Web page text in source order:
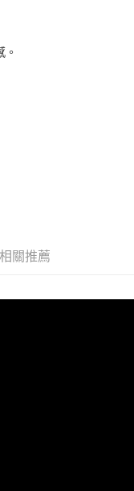
月結算日後寄送繳費提
灣大直營門市／銀行轉
稱本公司）所提供，讓
商店將買賣／分期付款
交帳款。
項蒐集、處理及利用，
對及更正。
轉至「AFTEE先享後付」
完成。
需要取消訂單，請聯絡
效，需透過AFTEE先享
面顯示為準，若有關於
聯繫「AFTEE先享後付
support/home
失，本公司不負相關責
相關推薦